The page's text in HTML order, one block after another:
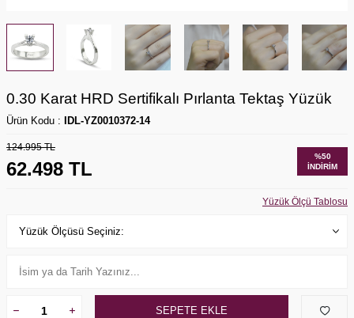
0.30 Karat HRD Sertifikalı Pırlanta Tektaş Yüzük
Ürün Kodu : IDL-YZ0010372-14
124.995TL
62.498 TL
%50
İNDIRIM
Yüzük Ölçü Tablosu
SEPETE EKLE